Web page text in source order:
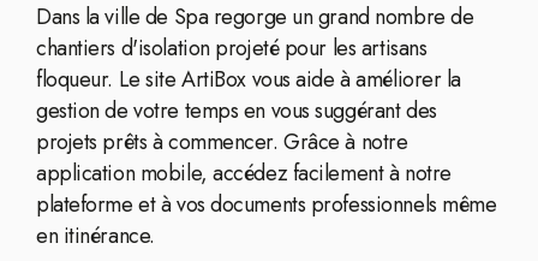
Dans la ville de Spa regorge un grand nombre de
chantiers d'isolation projeté pour les artisans
floqueur. Le site ArtiBox vous aide à améliorer la
gestion de votre temps en vous suggérant des
projets prêts à commencer. Grâce à notre
application mobile, accédez facilement à notre
plateforme et à vos documents professionnels même
en itinérance.